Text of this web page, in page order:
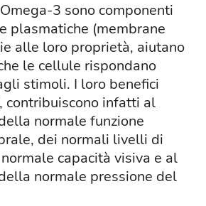
3 sono componenti
plasmatiche (membrane
alle loro proprietà, aiutano
le cellule rispondano
stimoli. I loro benefici
contribuiscono infatti al
normale funzione
dei normali livelli di
capacità visiva e al
normale pressione del